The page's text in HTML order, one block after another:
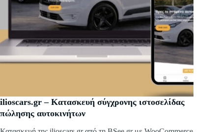
ilioscars.gr – Κατασκευή σύγχρονης ιστοσελίδας
πώλησης αυτοκινήτων